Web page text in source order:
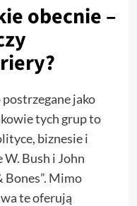
obecnie –
jako
tych grup to
biznesie i
Bush i John
Bones”. Mimo
te oferują